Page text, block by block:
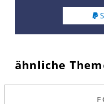
ähnliche